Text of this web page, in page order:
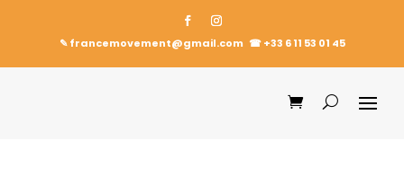
✎ francemovement@gmail.com ☎︎+33 6 11 53 01 45